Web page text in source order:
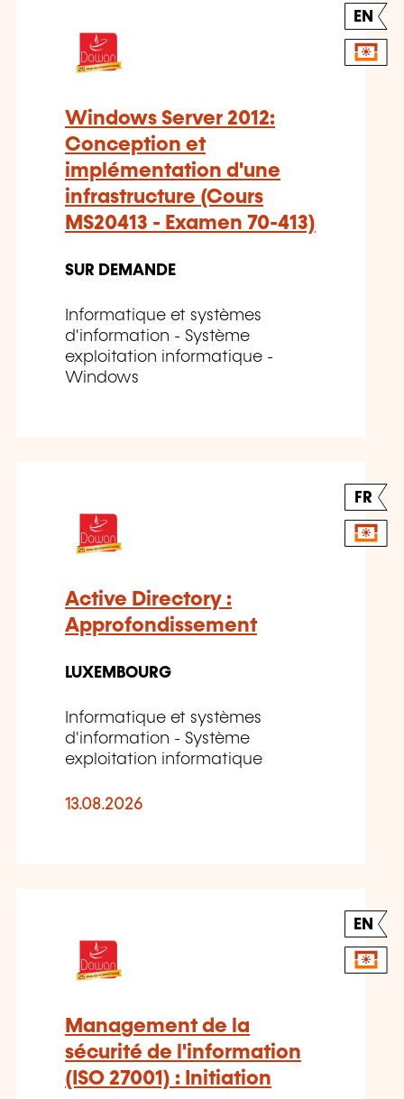
EN
Windows Server 2012:
Conception et
implémentation d'une
infrastructure (Cours
MS20413 - Examen 70-413)
SUR DEMANDE
Informatique et systèmes
d'information - Système
exploitation informatique -
Windows
FR
Active Directory :
Approfondissement
LUXEMBOURG
Informatique et systèmes
d'information - Système
exploitation informatique
13.08.2026
EN
Management de la
sécurité de l'information
(ISO 27001) : Initiation